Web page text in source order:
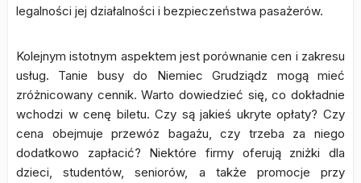
legalności jej działalności i bezpieczeństwa pasażerów.
Kolejnym istotnym aspektem jest porównanie cen i zakresu
usług. Tanie busy do Niemiec Grudziądz mogą mieć
zróżnicowany cennik. Warto dowiedzieć się, co dokładnie
wchodzi w cenę biletu. Czy są jakieś ukryte opłaty? Czy
cena obejmuje przewóz bagażu, czy trzeba za niego
dodatkowo zapłacić? Niektóre firmy oferują zniżki dla
dzieci, studentów, seniorów, a także promocje przy